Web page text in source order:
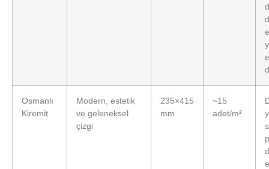
Osmanlı
Kiremit
Modern, estetik
ve geleneksel
çizgi
235×415
mm
~15
adet/m²